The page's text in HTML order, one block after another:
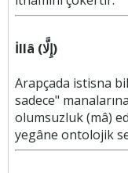
İllâ (إِلَّا)
Arapçada istisna
sadece"
olumsuzluk (mâ)
yegâne ontolojik